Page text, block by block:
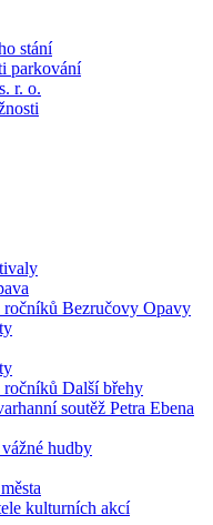
stání
parkování
r. o.
ročníků Bezručovy Opavy
ročníků Další břehy
soutěž Petra Ebena
hudby
kulturních akcí